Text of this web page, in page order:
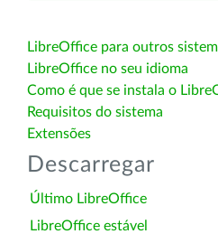
LibreOffice para outros
LibreOffice no seu idioma
Como é que se instala o
Requisitos do sistema
Extensões
Descarregar
Último LibreOffice
LibreOffice estável